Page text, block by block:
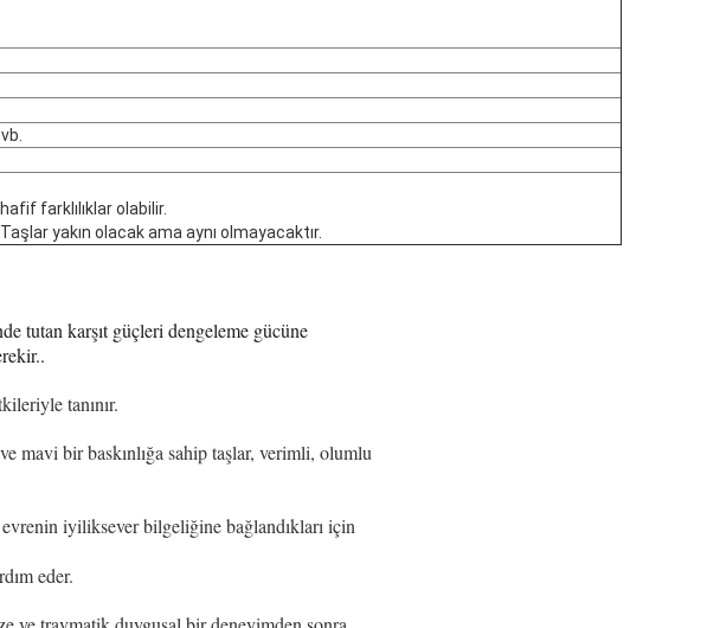
farklılıklar olabilir.
yakın olacak ama aynı olmayacaktır.
tutan karşıt güçleri dengeleme gücüne
tanınır.
mavi bir baskınlığa sahip taşlar, verimli, olumlu
iyiliksever bilgeliğine bağlandıkları için
eder.